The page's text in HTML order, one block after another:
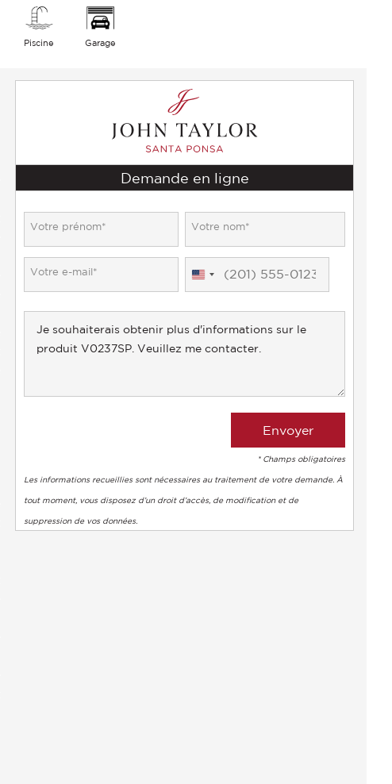
Piscine Garage
Demande en ligne
United
* Champs obligatoires
Les informations recueillies sont nécessaires au traitement de votre demande. À
tout moment, vous disposez d’un droit d’accès, de modification et de
suppression de vos données.